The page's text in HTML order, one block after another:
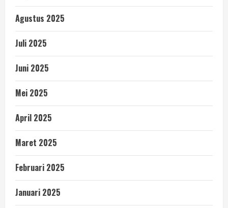
Agustus 2025
Juli 2025
Juni 2025
Mei 2025
April 2025
Maret 2025
Februari 2025
Januari 2025